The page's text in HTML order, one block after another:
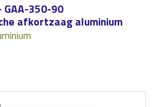
350-90
afkortzaag aluminium